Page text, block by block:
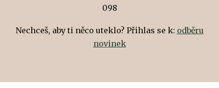
098
Nechceš, aby ti něco uteklo? Přihlas se k: odběru
novinek